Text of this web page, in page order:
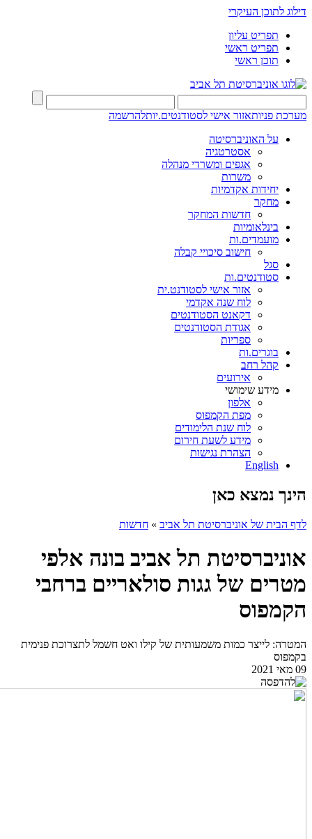
דילוג לתוכן העיקרי
תפריט עליון
תפריט ראשי
תוכן ראשי
מערכת פניותאזור אישי לסטודנטים.יותלהרשמה
על האוניברסיטה
אסטרטגיה
אגפים ומשרדי מנהלה
משרות
יחידות אקדמיות
מחקר
חדשות המחקר
בינלאומיות
מועמדים.ות
חישוב סיכויי קבלה
סגל
סטודנטים.ות
אזור אישי לסטודנט.ית
לוח שנה אקדמי
דקאנט הסטודנטים
אגודת הסטודנטים
ספריות
בוגרים.ות
קהל רחב
אירועים
מידע שימושי
אלפון
מפת הקמפוס
לוח שנת הלימודים
מידע לשעת חירום
הצהרת נגישות
English
הינך נמצא כאן
לדף הבית של אוניברסיטת תל אביב » חדשות
אוניברסיטת תל אביב בונה אלפי
מטרים של גגות סולאריים ברחבי
הקמפוס
המטרה: לייצר כמות משמעותית של קילו ואט חשמל לתצרוכת פנימית
בקמפוס
09 מאי 2021